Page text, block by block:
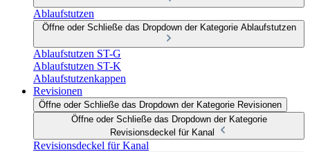
Ablaufstutzen
Öffne oder Schließe das Dropdown der Kategorie Ablaufstutzen
Ablaufstutzen ST-G
Ablaufstutzen ST-K
Ablaufstutzenkappen
Revisionen
Öffne oder Schließe das Dropdown der Kategorie Revisionen
Öffne oder Schließe das Dropdown der Kategorie
Revisionsdeckel für Kanal
Revisionsdeckel für Kanal